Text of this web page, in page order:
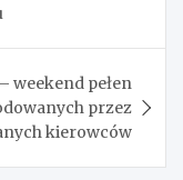
weekend pełen
przez
kierowców